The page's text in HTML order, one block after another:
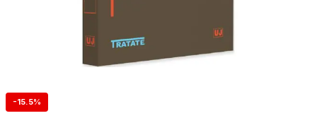
-15.5%